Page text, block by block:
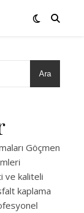
Ara
Göçmen
ve kaliteli
kaplama